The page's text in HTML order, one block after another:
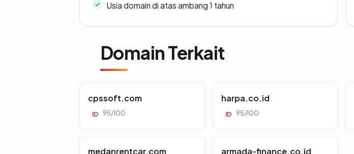
Usia domain di atas ambang 1 tahun
Domain Terkait
cpssoft.com
ID 95/100
harpa.co.id
ID 95/100
medanrentcar.com armada-finance.co.id